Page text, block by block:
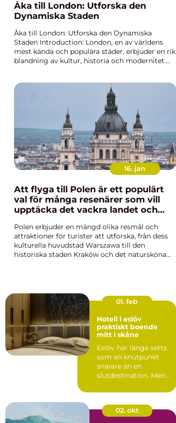
Åka till London: Utforska den
Dynamiska Staden
Åka till London: Utforska den Dynamiska
Staden Introduction: London, en av världens
mest kända och populära städer, erbjuder en rik
blandning av kultur, historia och modernitet.
16. jan
Att flyga till Polen är ett populärt
val för många resenärer som vill
upptäcka det vackra landet och
Polen erbjuder en mängd olika resmål och
attraktioner för turister att utforska, från dess
kulturella huvudstad Warszawa till den
historiska staden Kraków och det natursköna
01. feb
Hotell i eslöv
praktiskt boende
mitt i skåne
Eslöv har länge setts
som en knutpunkt
snarare än en
slutdestination. Men
bl...
02. okt